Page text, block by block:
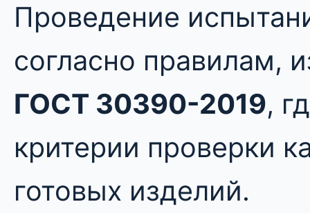
Проведение
согласно правилам,
ГОСТ 30390-2019,
критерии проверки
готовых изделий.